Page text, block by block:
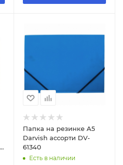
Папка на резинке А5
Darvish ассорти DV-
61340
Есть в наличии